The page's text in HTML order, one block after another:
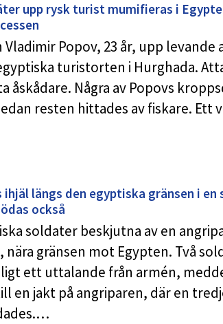
upp rysk turist mumifieras i
Popov, 23 år, upp levande
turistorten i Hurghada.
åskådare. Några av Popovs
resten hittades av fiskare. Ett
längs den egyptiska gränsen i en
också
soldater beskjutna av en
gränsen mot Egypten. Två
ett uttalande från armén,
en jakt på angriparen, där en